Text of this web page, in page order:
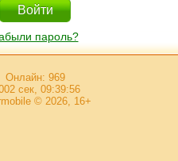
пароль?
Онлайн: 969
сек, 09:39:56
© 2026, 16+